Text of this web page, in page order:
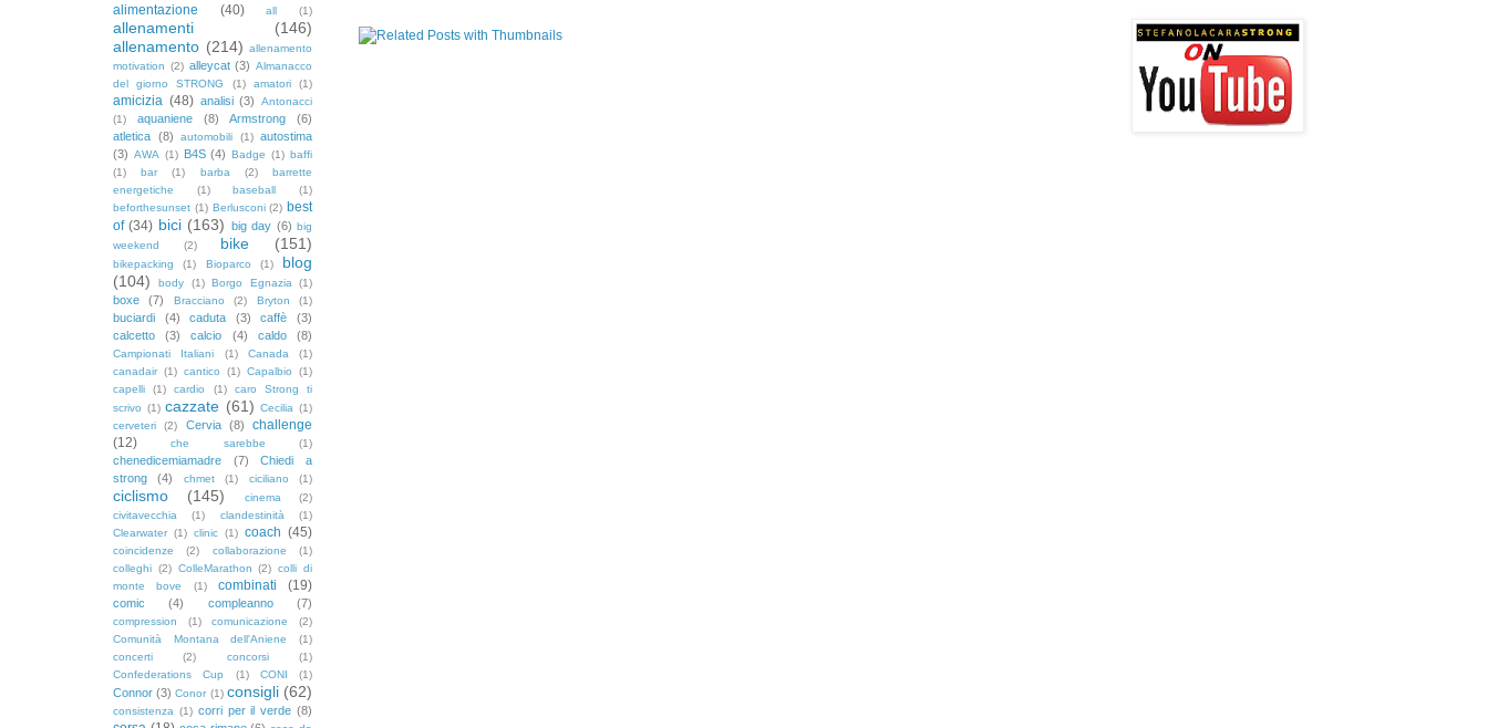
alimentazione (40) all (1)
allenamenti
(146)
allenamento (214) allenamento
motivation (2) alleycat (3) Almanacco
del giorno STRONG
(1) amatori (1)
amicizia (48) analisi (3)
Antonacci
(1)
aquaniene (8) Armstrong
(6)
atletica (8) automobili (1) autostima
(3) AWA (1) B4S (4) Badge (1) baffi
(1)
bar (1) barba (2)
barrette
energetiche
(1) baseball
(1)
beforthesunset (1) Berlusconi (2) best
of (34) bici (163) big day (6) big
weekend
(2) bike (151)
bikepacking (1) Bioparco (1)
blog
(104)
body (1) Borgo Egnazia (1)
boxe (7) Bracciano (2) Bryton (1)
buciardi (4) caduta (3) caffè
(3)
calcetto
(3) calcio (4) caldo (8)
Campionati Italiani (1) Canada
(1)
canadair (1) cantico (1) Capalbio
(1)
capelli
(1) cardio (1)
caro Strong ti
scrivo (1) cazzate (61) Cecilia (1)
cerveteri
(2) Cervia (8)
challenge
(12)
che sarebbe (1)
chenedicemiamadre (7)
Chiedi a
strong
(4) chmet (1) ciciliano (1)
ciclismo (145) cinema
(2)
civitavecchia
(1) clandestinità
(1)
Clearwater (1) clinic (1) coach (45)
coincidenze (2) collaborazione
(1)
colleghi (2) ColleMarathon (2) colli di
monte bove
(1) combinati (19)
comic (4) compleanno (7)
compression (1) comunicazione
(2)
Comunità Montana dell'Aniene
(1)
concerti
(2) concorsi
(1)
Confederations Cup
(1) CONI (1)
Connor (3) Conor (1) consigli (62)
consistenza (1) corri per il verde (8)